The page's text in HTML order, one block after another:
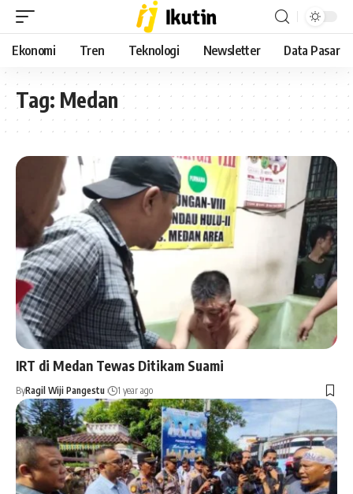
Ekonomi Tren Teknologi Newsletter Data Pasar
Tag: Medan
IRT di Medan Tewas Ditikam Suami
ByRagil Wiji Pangestu 1 year ago